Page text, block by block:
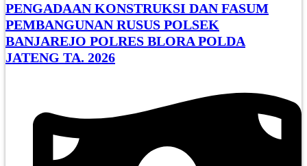
PENGADAAN KONSTRUKSI DAN FASUM
PEMBANGUNAN RUSUS POLSEK
BANJAREJO POLRES BLORA POLDA
JATENG TA. 2026